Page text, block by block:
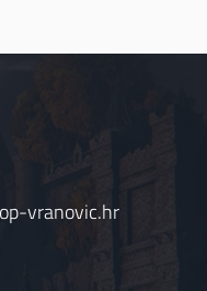
vranovic.hr